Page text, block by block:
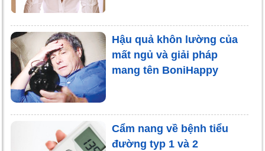
Hậu quả khôn lường của
mất ngủ và giải pháp
mang tên BoniHappy
Cẩm nang về bệnh tiểu
đường typ 1 và 2